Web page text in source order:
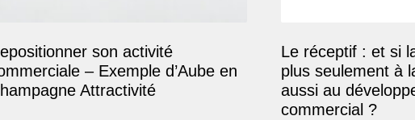
son activité
– Exemple d’Aube en
Attractivité
Le réceptif : et si
plus seulement à
aussi au
commercial ?